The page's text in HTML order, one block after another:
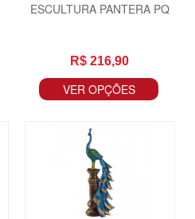
ESCULTURA PANTERA PQ
R$ 216,90
VER OPÇÕES